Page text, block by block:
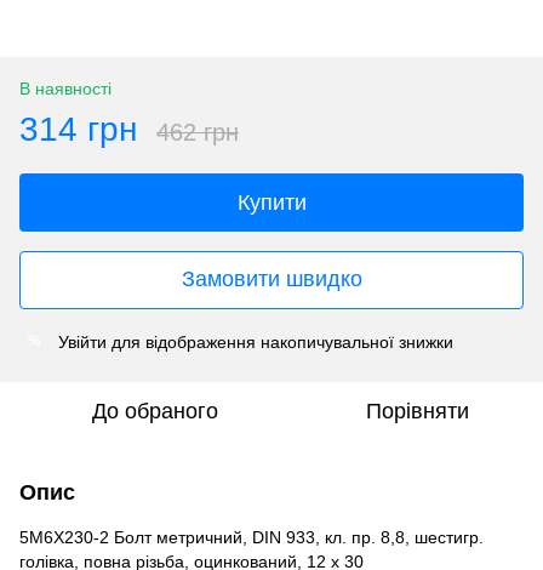
В наявності
314 грн 462 грн
Купити
Замовити швидко
Увійти для відображення накопичувальної знижки
До обраного Порівняти
Опис
5M6X230-2 Болт метричний, DIN 933, кл. пр. 8,8, шестигр.
голiвка, повна рiзьба, оцинкований, 12 х 30